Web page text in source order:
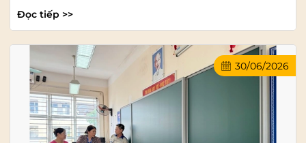
Đọc tiếp >>
30/06/2026